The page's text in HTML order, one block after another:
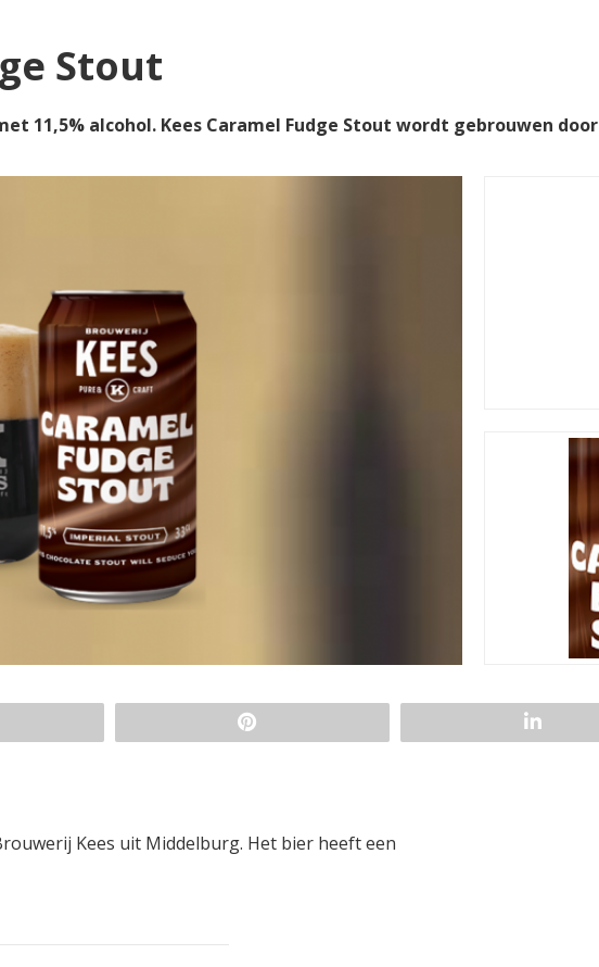
Stout
11,5% alcohol. Kees Caramel Fudge Stout wordt gebrouwen door
Kees uit Middelburg. Het bier heeft een